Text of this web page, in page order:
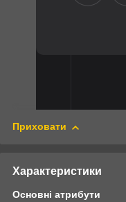
Приховати
Характеристики
Основні атрибути